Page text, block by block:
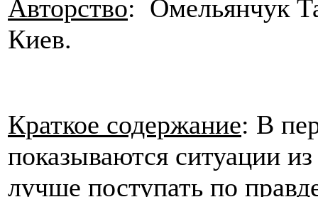
Авторство: Омельянчук
Киев.
Краткое содержание: В
показываются ситуации
лучше поступать по